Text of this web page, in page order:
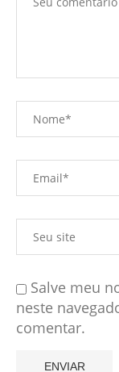
Salve meu
neste
comentar.